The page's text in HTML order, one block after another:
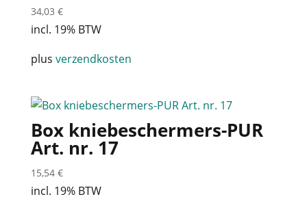
34,03 €
incl. 19% BTW
plus verzendkosten
Box kniebeschermers-PUR
Art. nr. 17
15,54 €
incl. 19% BTW